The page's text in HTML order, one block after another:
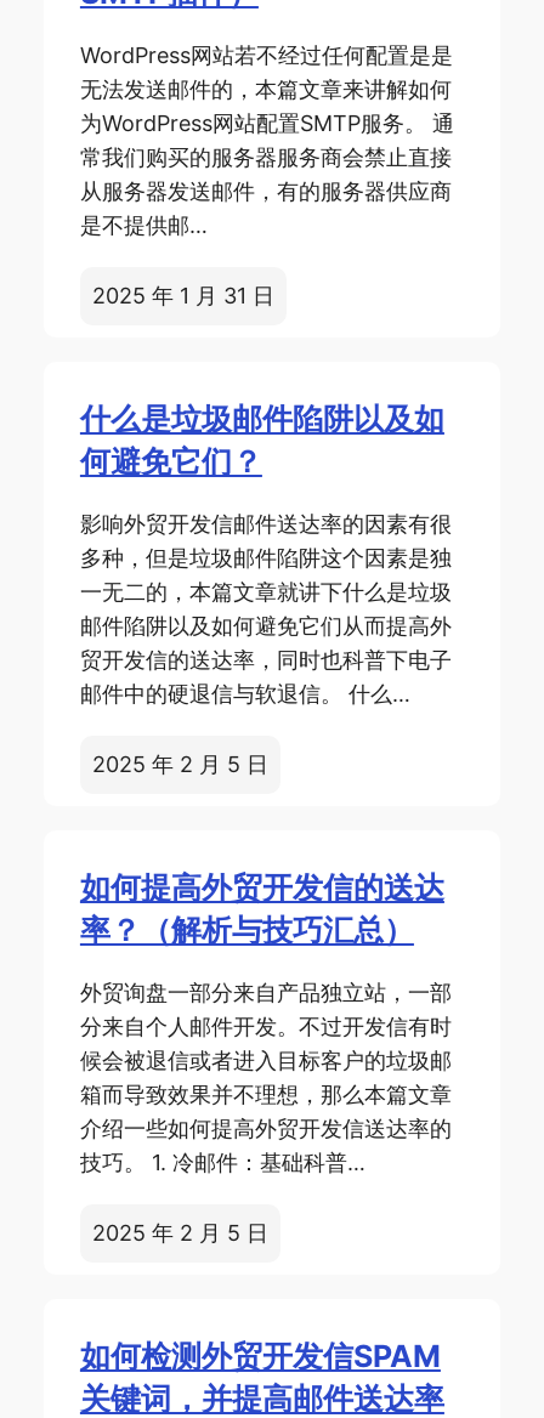
WordPress网站若不经过任何配置是是
无法发送邮件的，本篇文章来讲解如何
为WordPress网站配置SMTP服务。 通
常我们购买的服务器服务商会禁止直接
从服务器发送邮件，有的服务器供应商
是不提供邮…
2025 年 1 月 31 日
什么是垃圾邮件陷阱以及如
何避免它们？
影响外贸开发信邮件送达率的因素有很
多种，但是垃圾邮件陷阱这个因素是独
一无二的，本篇文章就讲下什么是垃圾
邮件陷阱以及如何避免它们从而提高外
贸开发信的送达率，同时也科普下电子
邮件中的硬退信与软退信。 什么…
2025 年 2 月 5 日
如何提高外贸开发信的送达
率？（解析与技巧汇总）
外贸询盘一部分来自产品独立站，一部
分来自个人邮件开发。不过开发信有时
候会被退信或者进入目标客户的垃圾邮
箱而导致效果并不理想，那么本篇文章
介绍一些如何提高外贸开发信送达率的
技巧。 1. 冷邮件：基础科普…
2025 年 2 月 5 日
如何检测外贸开发信SPAM
关键词，并提高邮件送达率